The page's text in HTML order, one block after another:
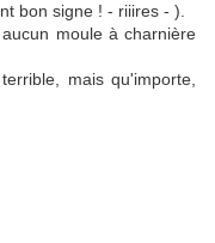
bon signe ! - riiires - ).
moule à charnière
mais qu'importe,